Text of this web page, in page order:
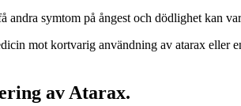
andra symtom på ångest och dödlighet kan
mot kortvarig användning av atarax eller
av Atarax.